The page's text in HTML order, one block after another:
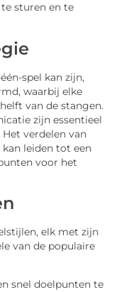
sturen en te
spel kan zijn,
waarbij elke
van de stangen.
zijn essentieel
verdelen van
kan leiden tot een
voor het
elk met zijn
van de populaire
snel doelpunten te